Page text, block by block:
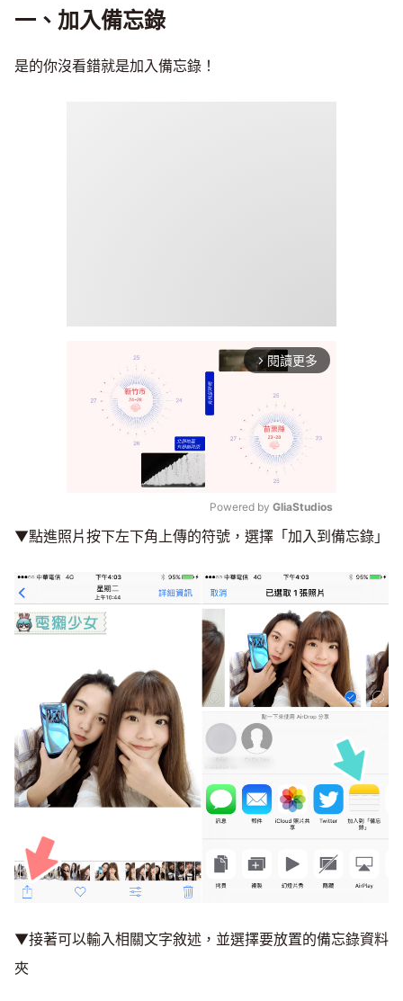
一、加入備忘錄
是的你沒看錯就是加入備忘錄！
arrow_forward_ios 閱讀更多
Mute
Powered by GliaStudios
▼點進照片按下左下角上傳的符號，選擇「加入到備忘錄」
▼接著可以輸入相關文字敘述，並選擇要放置的備忘錄資料
夾